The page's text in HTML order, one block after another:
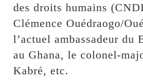
des droits humains
Clémence Ouédraogo/
l’actuel ambassadeur du
au Ghana, le colonel-
Kabré, etc.